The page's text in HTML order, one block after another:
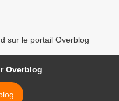
sur le portail Overblog
Overblog